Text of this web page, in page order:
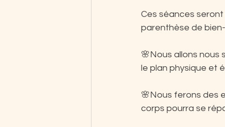
Ces séances
parenthèse de
🌸Nous allons nous
le plan physique et
🌸Nous ferons des
corps pourra se